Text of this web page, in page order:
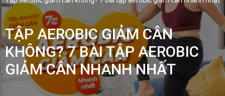
TẬP AEROBIC GIẢM CÂN
KHÔNG? 7 BÀI TẬP AEROBIC
GIẢM CÂN NHANH NHẤT